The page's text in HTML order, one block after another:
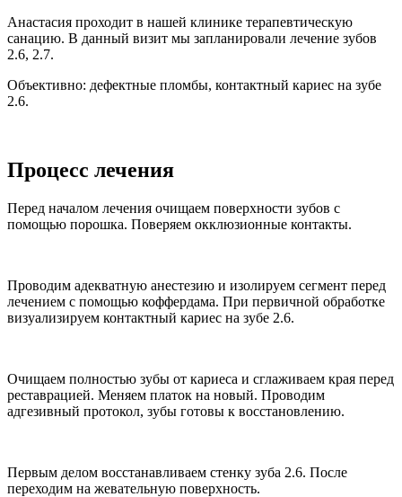
Анастасия проходит в нашей клинике терапевтическую
санацию. В данный визит мы запланировали лечение зубов
2.6, 2.7.
Объективно: дефектные пломбы, контактный кариес на зубе
2.6.
Процесс лечения
Перед началом лечения очищаем поверхности зубов с
помощью порошка. Поверяем окклюзионные контакты.
Проводим адекватную анестезию и изолируем сегмент перед
лечением с помощью коффердама. При первичной обработке
визуализируем контактный кариес на зубе 2.6.
Очищаем полностью зубы от кариеса и сглаживаем края перед
реставрацией. Меняем платок на новый. Проводим
адгезивный протокол, зубы готовы к восстановлению.
Первым делом восстанавливаем стенку зуба 2.6. После
переходим на жевательную поверхность.